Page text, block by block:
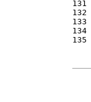
131
132
133
134
135